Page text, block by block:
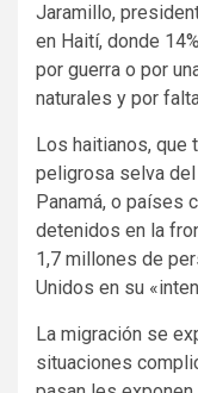
Jaramillo,
en Haití, donde
por guerra o por
naturales y por
Los haitianos, que
peligrosa selva
Panamá, o países
detenidos en la
1,7 millones de
Unidos en su
La migración se
situaciones